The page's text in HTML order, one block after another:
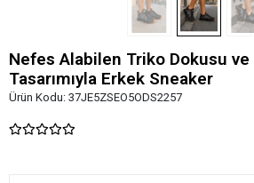
Nefes Alabilen Triko Dokusu
Tasarımıyla Erkek Sneaker
Ürün Kodu: 37JE5ZSEO5ODS2257